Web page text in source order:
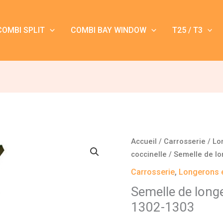
SPLIT COMBI BAY WINDOW T25 / T3
Accueil / Carrosserie /
coccinelle / Semelle de
Carrosserie, Longerons
Semelle de
1302-1303
quantité
de
Semelle
longeron
gauche